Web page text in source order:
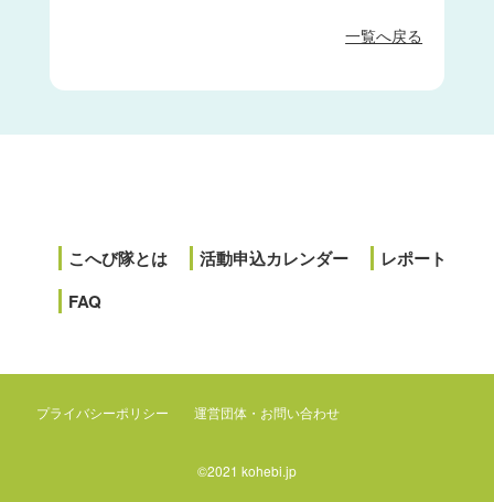
一覧へ戻る
こへび隊とは 活動申込カレンダー
レポート
FAQ
プライバシーポリシー 運営団体・お問い合わせ
©2021 kohebi.jp